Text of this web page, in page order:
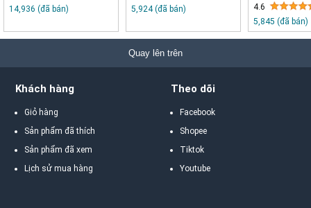
14,936 (đã bán)
5,924 (đã bán)
4.6
5,845 (đã bán)
Quay lên trên
Khách hàng
Giỏ hàng
Sản phẩm đã thích
Sản phẩm đã xem
Lịch sử mua hàng
Theo dõi
Facebook
Shopee
Tiktok
Youtube